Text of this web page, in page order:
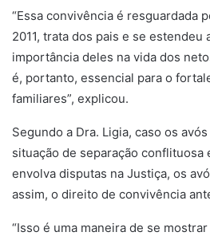
“Essa convivência é resguardada
2011, trata dos pais e se estendeu
importância deles na vida dos
é, portanto, essencial para o
familiares”, explicou.
Segundo a Dra. Ligia, caso os
situação de separação conflituosa
envolva disputas na Justiça, os
assim, o direito de convivência
“Isso é uma maneira de se